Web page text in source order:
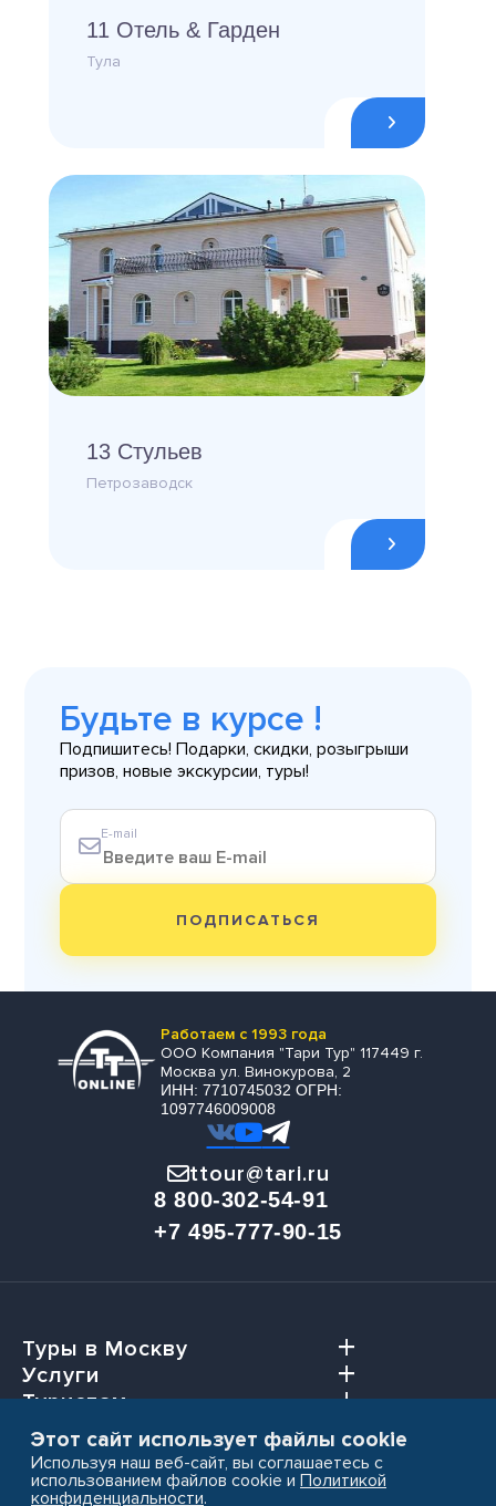
11 Отель & Гарден
Тула
13 Стульев
Петрозаводск
Будьте в курсе !
Подпишитесь! Подарки, скидки, розыгрыши
призов, новые экскурсии, туры!
E-mail
ПОДПИСАТЬСЯ
Работаем с 1993 года
ООО Компания "Тари Тур" 117449 г.
Москва ул. Винокурова, 2
ИНН: 7710745032 ОГРН:
1097746009008
ttour@tari.ru
8 800-302-54-91
+7 495-777-90-15
Туры в Москву
Услуги
Туристам
Агентствам
Этот сайт использует файлы cookie
Используя наш веб-сайт, вы соглашаетесь с
использованием файлов cookie и Политикой
конфиденциальности.